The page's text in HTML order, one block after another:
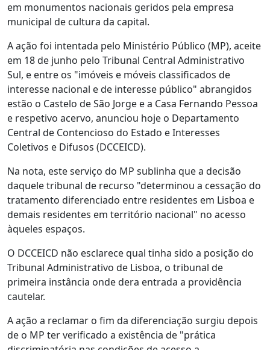
em monumentos nacionais geridos pela empresa
municipal de cultura da capital.
A ação foi intentada pelo Ministério Público (MP), aceite
em 18 de junho pelo Tribunal Central Administrativo
Sul, e entre os "imóveis e móveis classificados de
interesse nacional e de interesse público" abrangidos
estão o Castelo de São Jorge e a Casa Fernando Pessoa
e respetivo acervo, anunciou hoje o Departamento
Central de Contencioso do Estado e Interesses
Coletivos e Difusos (DCCEICD).
Na nota, este serviço do MP sublinha que a decisão
daquele tribunal de recurso "determinou a cessação do
tratamento diferenciado entre residentes em Lisboa e
demais residentes em território nacional" no acesso
àqueles espaços.
O DCCEICD não esclarece qual tinha sido a posição do
Tribunal Administrativo de Lisboa, o tribunal de
primeira instância onde dera entrada a providência
cautelar.
A ação a reclamar o fim da diferenciação surgiu depois
de o MP ter verificado a existência de "prática